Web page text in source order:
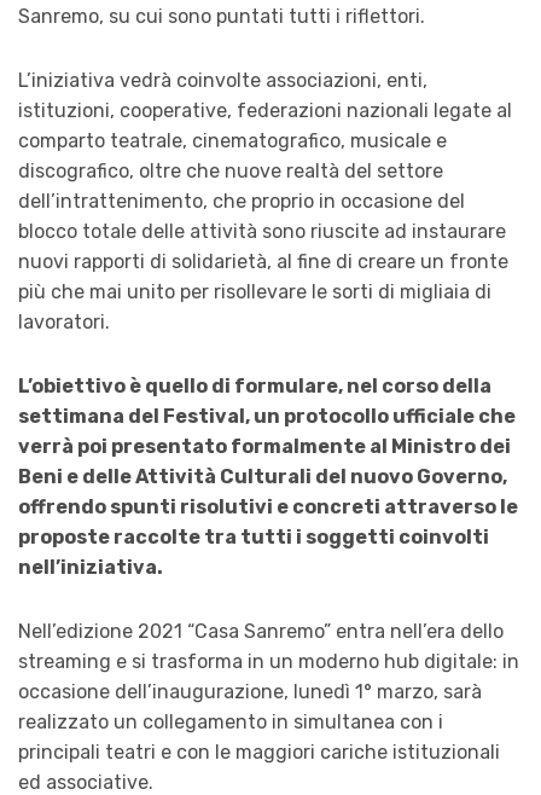
Sanremo, su cui sono puntati tutti i riflettori.
L’iniziativa vedrà coinvolte associazioni, enti,
istituzioni, cooperative, federazioni nazionali legate al
comparto teatrale, cinematografico, musicale e
discografico, oltre che nuove realtà del settore
dell’intrattenimento, che proprio in occasione del
blocco totale delle attività sono riuscite ad instaurare
nuovi rapporti di solidarietà, al fine di creare un fronte
più che mai unito per risollevare le sorti di migliaia di
lavoratori.
L’obiettivo è quello di formulare, nel corso della
settimana del Festival, un protocollo ufficiale che
verrà poi presentato formalmente al Ministro dei
Beni e delle Attività Culturali del nuovo Governo,
offrendo spunti risolutivi e concreti attraverso le
proposte raccolte tra tutti i soggetti coinvolti
nell’iniziativa.
Nell’edizione 2021 “Casa Sanremo” entra nell’era dello
streaming e si trasforma in un moderno hub digitale: in
occasione dell’inaugurazione, lunedì 1° marzo, sarà
realizzato un collegamento in simultanea con i
principali teatri e con le maggiori cariche istituzionali
ed associative.